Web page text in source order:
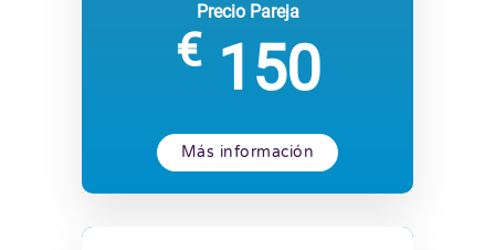
Precio Pareja
€150
Más información